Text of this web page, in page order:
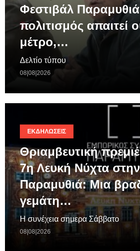
Φεστιβάλ
πολιτισμός απαιτεί
μέτρο,…
Δελτίο τύπου
08|08|2026
ΕΚΔΗΛΏΣΕΙΣ
Θριαμβευτική
7η Λευκή Νύχτα στην
Παραμυθιά: Μια
γεμάτη…
Η συνέχεια σημερα Σάββατο
08|08|2026